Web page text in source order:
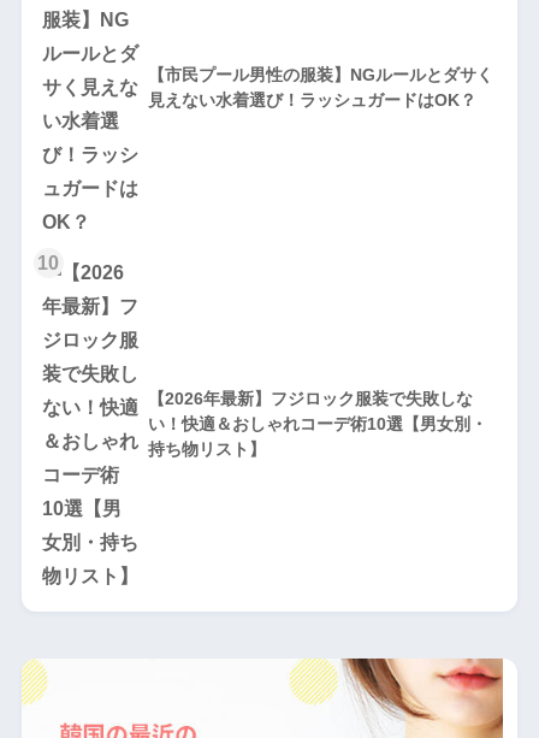
【市民プール男性の服装】NGルールとダサく
見えない水着選び！ラッシュガードはOK？
10
【2026年最新】フジロック服装で失敗しな
い！快適＆おしゃれコーデ術10選【男女別・
持ち物リスト】